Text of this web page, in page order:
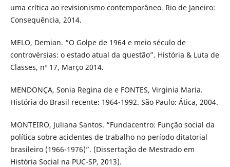
uma crítica ao revisionismo contemporâneo. Rio de Janeiro:
Consequência, 2014.
MELO, Demian. “O Golpe de 1964 e meio século de
controvérsias: o estado atual da questão”. História & Luta de
Classes, nº 17, Março 2014.
MENDONÇA, Sonia Regina de e FONTES, Virginia Maria.
História do Brasil recente: 1964-1992. São Paulo: Ática, 2004.
MONTEIRO, Juliana Santos. “Fundacentro: Função social da
política sobre acidentes de trabalho no período ditatorial
brasileiro (1966-1976)”. (Dissertação de Mestrado em
História Social na PUC-SP, 2013).